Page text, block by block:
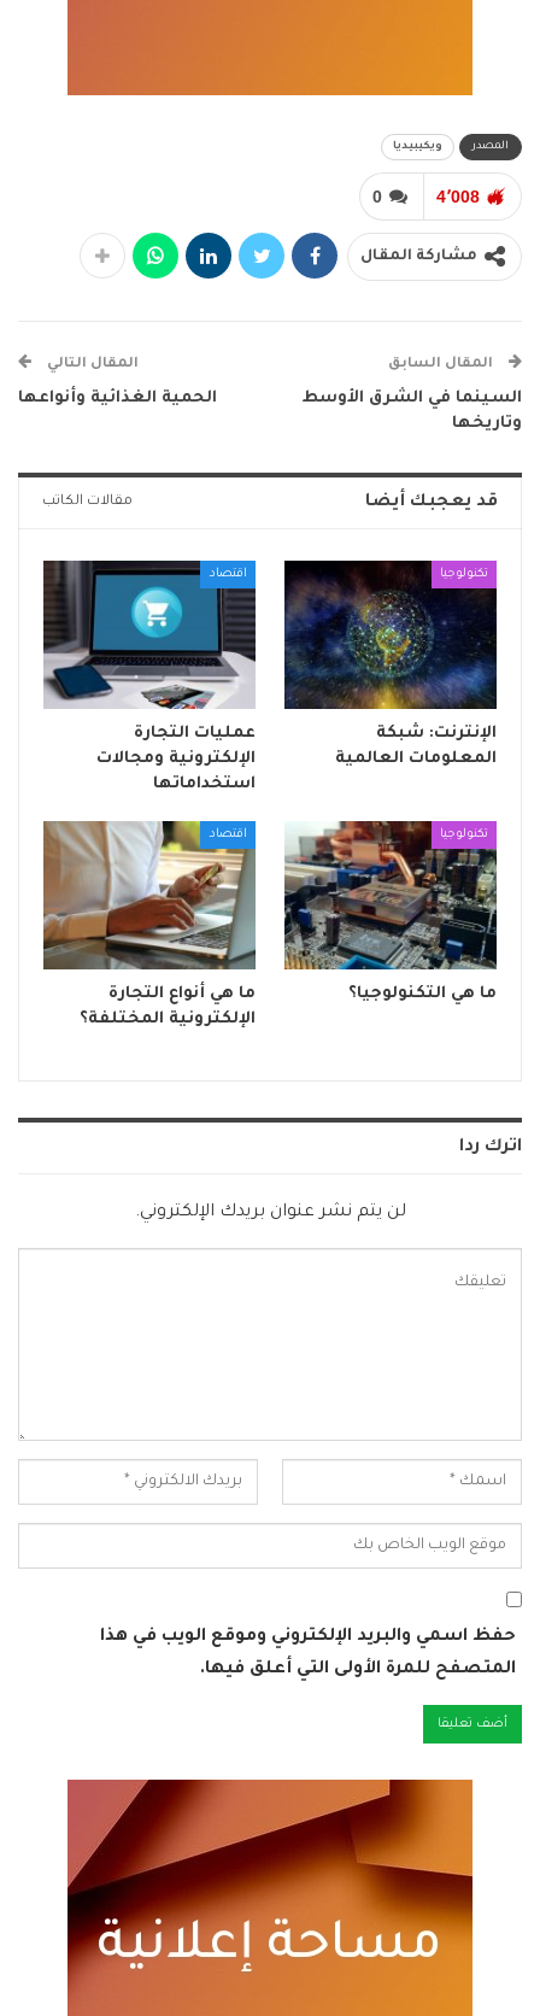
المصدر ويكيبيديا
0 4٬008
مشاركة المقال
المقال السابق
السينما في الشرق الأوسط
وتاريخها
المقال التالي
الحمية الغذائية وأنواعها
قد يعجبك أيضا مقالات الكاتب
تكنولوجيا
الإنترنت: شبكة
المعلومات العالمية
اقتصاد
عمليات التجارة
الإلكترونية ومجالات
استخداماتها
تكنولوجيا
ما هي التكنولوجيا؟
اقتصاد
ما هي أنواع التجارة
الإلكترونية المختلفة؟
اترك ردا
لن يتم نشر عنوان بريدك الإلكتروني.
حفظ اسمي والبريد الإلكتروني وموقع الويب في هذا
المتصفح للمرة الأولى التي أعلق فيها.